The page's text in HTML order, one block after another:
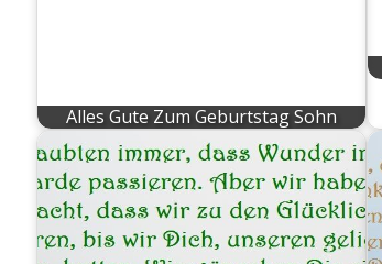
Alles Gute Zum Geburtstag Sohn